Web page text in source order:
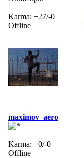
Karma: +27/-0
Offline
maximov_aero
Karma: +0/-0
Offline